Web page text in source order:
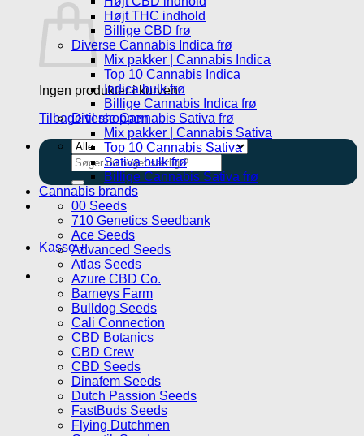
Ingen produkter i kurven.
Tilbage til shoppen
Søg
efter:
Kasse +
Højt THC indhold
Billige CBD frø
Diverse Cannabis Indica frø
Mix pakker | Cannabis Indica
Top 10 Cannabis Indica
Indica bulk frø
Billige Cannabis Indica frø
Diverse Cannabis Sativa frø
Mix pakker | Cannabis Sativa
Top 10 Cannabis Sativa
Sativa bulk frø
Billige Cannabis Sativa frø
Cannabis brands
00 Seeds
710 Genetics Seedbank
Ace Seeds
Advanced Seeds
Atlas Seeds
Azure CBD Co.
Barneys Farm
Bulldog Seeds
Cali Connection
CBD Botanics
CBD Crew
CBD Seeds
Dinafem Seeds
Dutch Passion Seeds
FastBuds Seeds
Flying Dutchmen